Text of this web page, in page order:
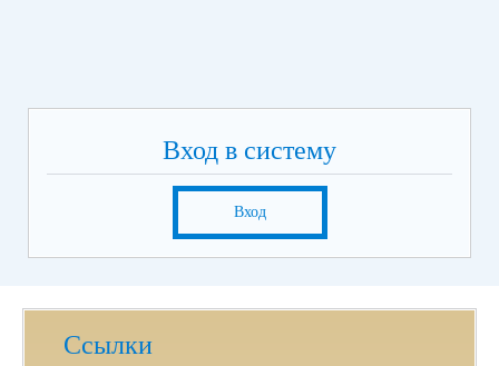
Вход в систему
Вход
Ссылки